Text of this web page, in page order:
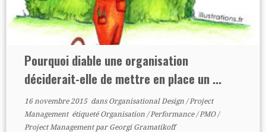
Pourquoi diable une organisation
déciderait-elle de mettre en place un ...
16 novembre 2015dans Organisational Design /Project
Management étiqueté Organisation /Performance/PMO/
Project Managementpar Georgi Gramatikoff